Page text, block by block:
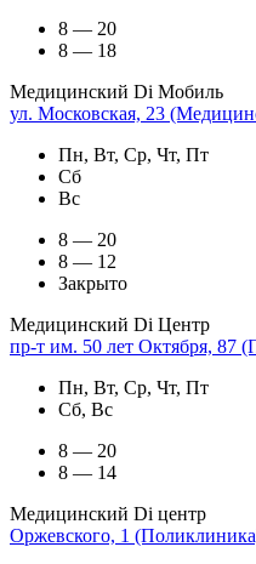
8 — 20
8 — 18
Медицинский Di Мобиль
ул. Московская, 23
Пн, Вт, Ср, Чт, Пт
Сб
Вс
8 — 20
8 — 12
Закрыто
Медицинский Di Центр
пр-т им. 50 лет Октября, 87
Пн, Вт, Ср, Чт, Пт
Сб, Вс
8 — 20
8 — 14
Медицинский Di центр
Оржевского, 1